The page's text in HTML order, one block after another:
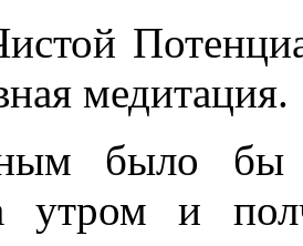
медитация.
было бы
утром и